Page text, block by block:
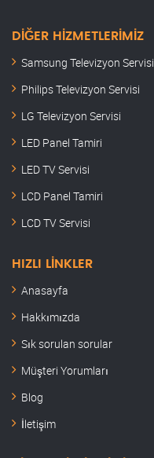
Tire Samsung Servisi
Urla Samsung Servisi
DIĞER HIZMETLERIMIZ
Samsung Televizyon Servisi
Philips Televizyon Servisi
LG Televizyon Servisi
LED Panel Tamiri
LED TV Servisi
LCD Panel Tamiri
LCD TV Servisi
HIZLI LINKLER
Anasayfa
Hakkımızda
Sık sorulan sorular
Müşteri Yorumları
Blog
İletişim